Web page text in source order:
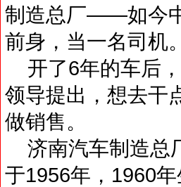
制造总厂——如今
前身，当一名司机。
开了6年的车后
领导提出，想去干
做销售。
济南汽车制造总
于1956年，1960